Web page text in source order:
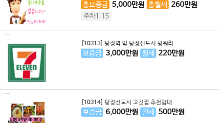
총보증금 5,000만원 총월세 260만원
주차1.15
[10313] 탕정역 앞 탕정신도시 병원라..
보증금 3,000만원 월세 220만원
[10314] 탕정신도시 고깃집 추천임대
보증금 6,000만원 월세 500만원